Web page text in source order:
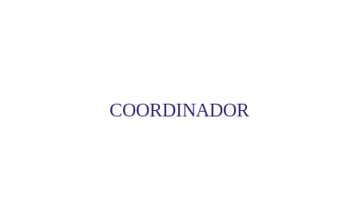
COORDINADOR